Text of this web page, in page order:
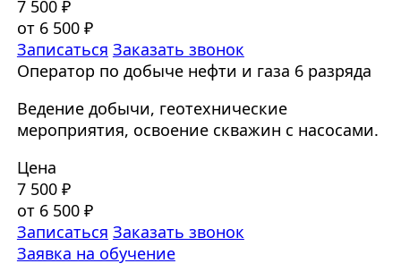
7 500 ₽
от 6 500 ₽
Записаться Заказать звонок
Оператор по добыче нефти и газа 6 разряда
Ведение добычи, геотехнические
мероприятия, освоение скважин с насосами.
Цена
7 500 ₽
от 6 500 ₽
Записаться Заказать звонок
Заявка на обучение